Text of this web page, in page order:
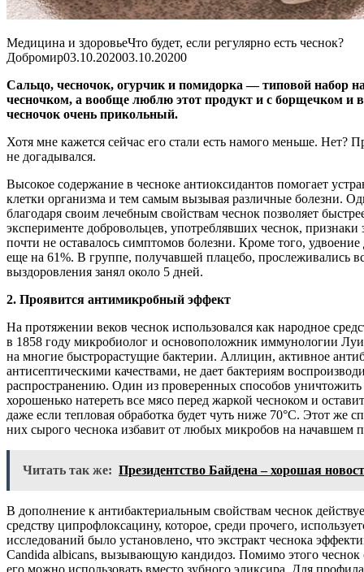
Медицина и здоровьеЧто будет, если регулярно есть чеснок?
Добромир03.10.202003.10.20200
Сальцо, чесночок, огурчик и помидорка — типовой набор
чесночком, а вообще люблю этот продукт и с борщечком и
чесночок очень прикольный.
Хотя мне кажется сейчас его стали есть намого меньше.
не догадывался.
Высокое содержание в чесноке антиоксидантов помогает
клетки организма и тем самым вызывая различные болезни.
благодаря своим лечебным свойствам чеснок позволяет
эксперименте добровольцев, употреблявших чеснок,
почти не оставалось симптомов болезни. Кроме того,
еще на 61%. В группе, получавшей плацебо, прослеживались
выздоровления занял около 5 дней.
2. Проявится антимикробный эффект
На протяжении веков чеснок использовался как народное
в 1858 году микробиолог и основоположник иммунологии Луи
на многие быстрорастущие бактерии. Аллицин, активное
антисептическими качествами, не дает бактериям
распространению. Один из проверенных способов
хорошенько натереть все мясо перед жаркой чесноком и
даже если тепловая обработка будет чуть ниже 70°С. Этот же
них сырого чеснока избавит от любых микробов на начавшем
Читать так же: Президентство Байдена – хорошая
В дополнение к антибактериальным свойствам чеснок
средству ципрофлоксацину, которое, среди прочего,
исследований было установлено, что экстракт чеснока
Candida albicans, вызывающую кандидоз. Помимо этого чеснок
его можно использовать вместо зубного эликсира. Для